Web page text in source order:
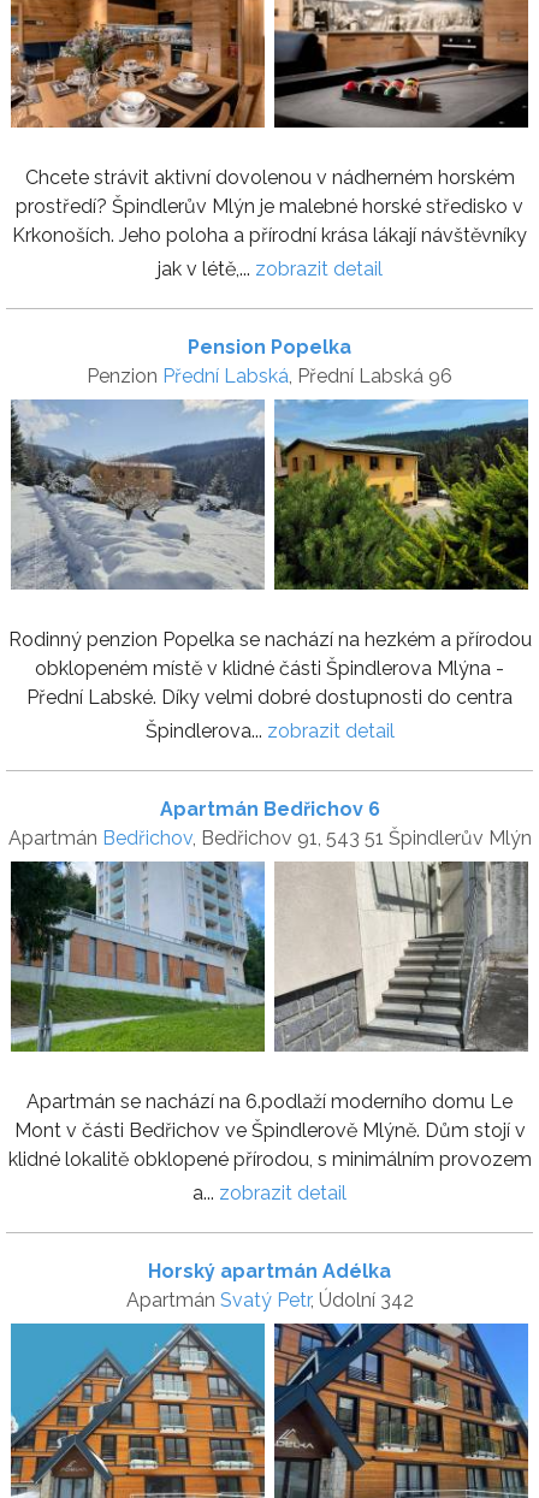
Chcete strávit aktivní dovolenou v nádherném horském
prostředí? Špindlerův Mlýn je malebné horské středisko v
Krkonoších. Jeho poloha a přírodní krása lákají návštěvníky
jak v létě,... zobrazit detail
Pension Popelka
Penzion Přední Labská , Přední Labská 96
Rodinný penzion Popelka se nachází na hezkém a přírodou
obklopeném místě v klidné části Špindlerova Mlýna -
Přední Labské. Díky velmi dobré dostupnosti do centra
Špindlerova... zobrazit detail
Apartmán Bedřichov 6
Apartmán Bedřichov, Bedřichov 91, 543 51 Špindlerův Mlýn
Apartmán se nachází na 6.podlaží moderního domu Le
Mont v části Bedřichov ve Špindlerově Mlýně. Dům stojí v
klidné lokalitě obklopené přírodou, s minimálním provozem
a... zobrazit detail
Horský apartmán Adélka
Apartmán Svatý Petr, Údolní 342